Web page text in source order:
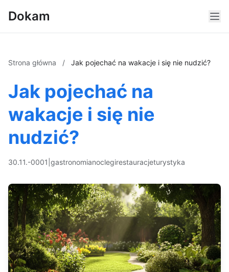
Dokam
Strona główna / Jak pojechać na wakacje i się nie nudzić?
Jak pojechać na
wakacje i się nie
nudzić?
30.11.-0001 gastronomianoclegirestauracjeturystyka